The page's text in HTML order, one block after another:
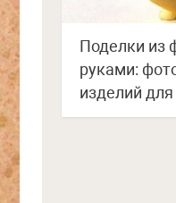
Поделки из
руками:
изделий для